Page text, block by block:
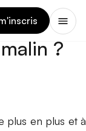
plus
?
plus en plus et à